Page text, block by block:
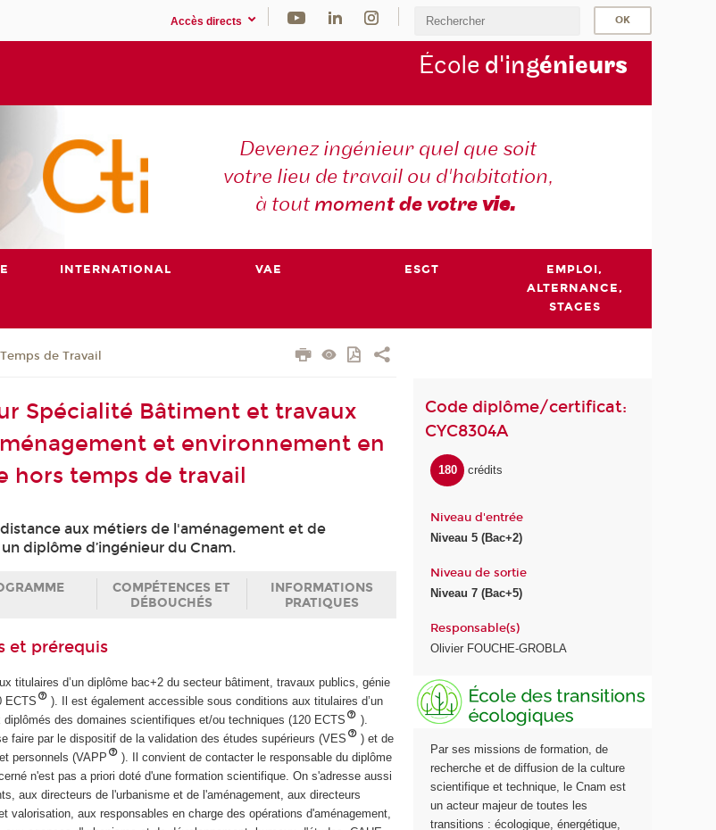
Accès directs
École d'ingénieurs
Devenez ingénieur quel que soit
votre lieu de travail ou d'habitation,
à toutmoment de votrevie.
INTERNATIONAL VAE ESGT
EMPLOI,
ALTERNANCE,
STAGES
de Travail
Spécialité Bâtiment et travaux
et environnement en
hors temps de travail
aux métiers de l'aménagement et de
diplôme d’ingénieur du Cnam.
COMPÉTENCES ET
DÉBOUCHÉS
INFORMATIONS
PRATIQUES
et prérequis
titulaires d’un diplôme bac+2 du secteur bâtiment, travaux publics, génie
ECTS
). Il est également accessible sous conditions aux titulaires d’un
diplômés des domaines scientifiques et/ou techniques (120 ECTS
).
faire par le dispositif de la validation des études supérieurs (VES
) et de
personnels (VAPP
). Il convient de contacter le responsable du diplôme
n'est pas a priori doté d'une formation scientifique. On s'adresse aussi
aux directeurs de l'urbanisme et de l'aménagement, aux directeurs
valorisation, aux responsables en charge des opérations d'aménagement,
Code diplôme/certificat:
CYC8304A
180 crédits
Niveau d'entrée
Niveau 5 (Bac+2)
Niveau de sortie
Niveau 7 (Bac+5)
Responsable(s)
Olivier FOUCHE-GROBLA
Par ses missions de formation, de
recherche et de diffusion de la culture
scientifique et technique, le Cnam est
un acteur majeur de toutes les
transitions : écologique, énergétique,